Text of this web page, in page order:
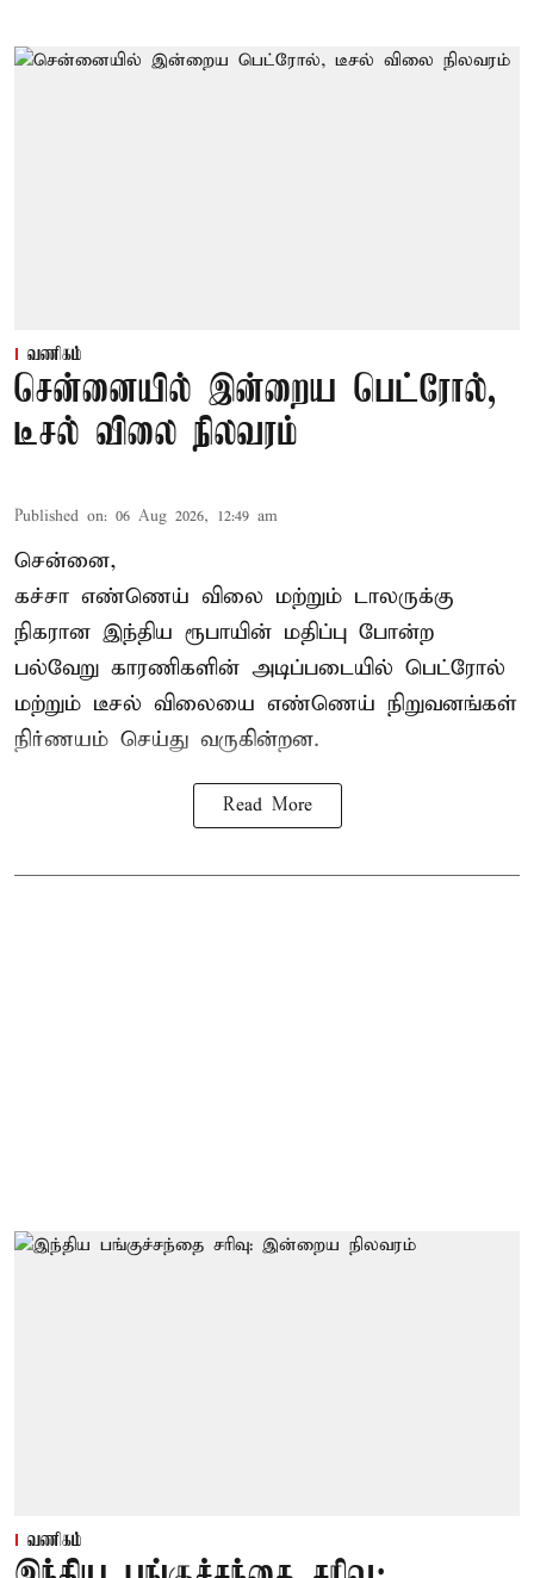
வணிகம்
சென்னையில் இன்றைய பெட்ரோல்,
டீசல் விலை நிலவரம்
Published on: 06 Aug 2026, 12:49 am
சென்னை,
கச்சா எண்ணெய் விலை மற்றும் டாலருக்கு
நிகரான இந்திய ரூபாயின் மதிப்பு போன்ற
பல்வேறு காரணிகளின் அடிப்படையில் பெட்ரோல்
மற்றும் டீசல் விலையை எண்ணெய் நிறுவனங்கள்
நிர்ணயம் செய்து வருகின்றன.
Read More
வணிகம்